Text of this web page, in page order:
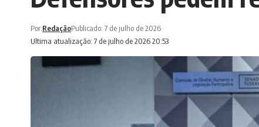
Ultima atualização: 7 de julho de 2026 20:53
Por:RedaçãoPublicado: 7 de julho de 2026